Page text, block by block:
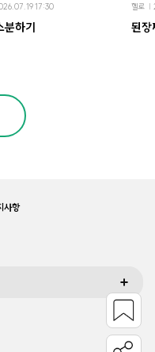
17:30
분하기
헬로
된장
사항